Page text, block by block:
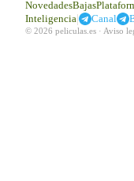
NovedadesBajas
Inteligencia| Canal
© 2026 peliculas.es · Aviso